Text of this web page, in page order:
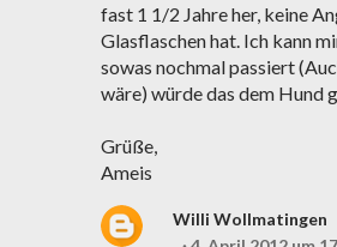
fast 1 1/2 Jahre her, keine
Glasflaschen hat. Ich kann
sowas nochmal passiert
wäre) würde das dem Hund
Grüße,
Ameis
Willi Wollmatingen